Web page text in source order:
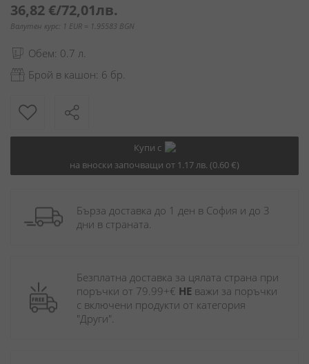
36,82 €/72,01лв.
Валутен курс: 1 EUR = 1.95583 BGN
Обем: 0.7 л.
Брой в кашон: 6 бр.
Купи с
на вноски започващи от 1.17 лв. (0.60 €)
Бърза доставка до 1 ден в София и до 3
дни в страната.
Безплатна доставка за цялата страна при
поръчки от 79.99+€ НЕ важи за поръчки
с включени продукти от категория
"Други".